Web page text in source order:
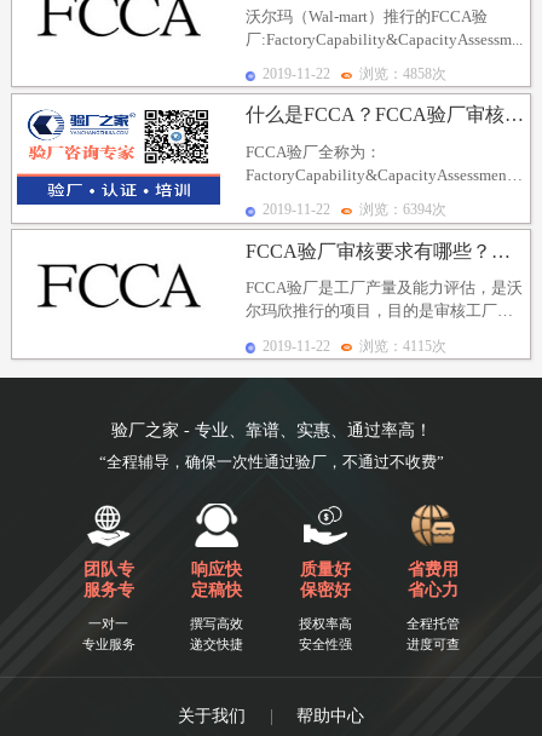
沃尔玛（Wal-mart）推行的FCCA验
厂:FactoryCapability&CapacityAssessm...
2019-11-22 浏览：4858次
什么是FCCA？FCCA验厂审核内容包括哪些方面？
FCCA验厂全称为：
FactoryCapability&CapacityAssessment,
即工厂产量及能力评...
2019-11-22 浏览：6394次
FCCA验厂审核要求有哪些？为什么要进行FCCA验厂...
FCCA验厂是工厂产量及能力评估，是沃
尔玛欣推行的项目，目的是审核工厂的
和质量要求，那...
2019-11-22 浏览：4115次
验厂之家 - 专业、靠谱、实惠、通过率高！
“全程辅导，确保一次性通过验厂，不通过不收费”
团队专
服务专
一对一
专业服务
响应快
定稿快
撰写高效
递交快捷
质量好
保密好
授权率高
安全性强
省费用
省心力
全程托管
进度可查
关于我们 | 帮助中心